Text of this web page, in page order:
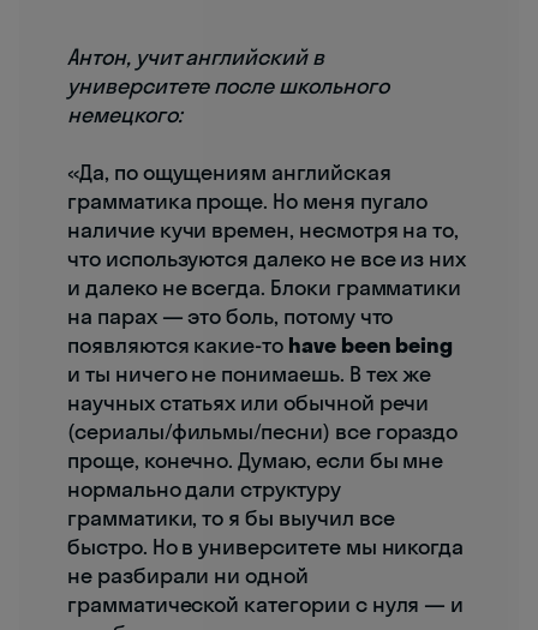
Антон, учит английский в
университете после школьного
немецкого:
«Да, по ощущениям английская
грамматика проще. Но меня пугало
наличие кучи времен, несмотря на то,
что используются далеко не все из них
и далеко не всегда. Блоки грамматики
на парах — это боль, потому что
появляются какие-то have been being
и ты ничего не понимаешь. В тех же
научных статьях или обычной речи
(сериалы/фильмы/песни) все гораздо
проще, конечно. Думаю, если бы мне
нормально дали структуру
грамматики, то я бы выучил все
быстро. Но в университете мы никогда
не разбирали ни одной
грамматической категории с нуля — и